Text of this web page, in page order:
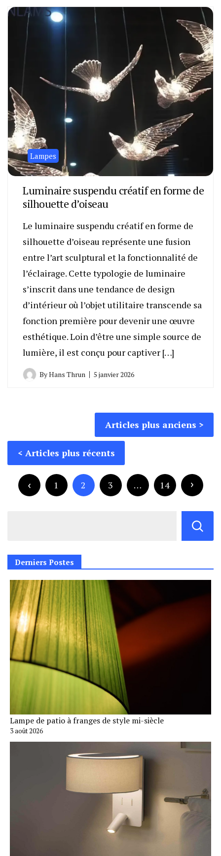
Lampes
Luminaire suspendu créatif en forme de
silhouette d’oiseau
Le luminaire suspendu créatif en forme de
silhouette d’oiseau représente une fusion
entre l’art sculptural et la fonctionnalité de
l’éclairage. Cette typologie de luminaire
s’inscrit dans une tendance de design
d’intérieur où l’objet utilitaire transcende sa
fonction première pour devenir une œuvre
esthétique. Loin d’être une simple source de
lumière, il est conçu pour captiver […]
ByHans Thrun 5 janvier 2026
articles
Articles plus anciens
Articles plus récents
Pagination
des
publications
1 2 3 … 14
Derniers Postes
Lampe de patio à franges de style mi-siècle
3 août 2026